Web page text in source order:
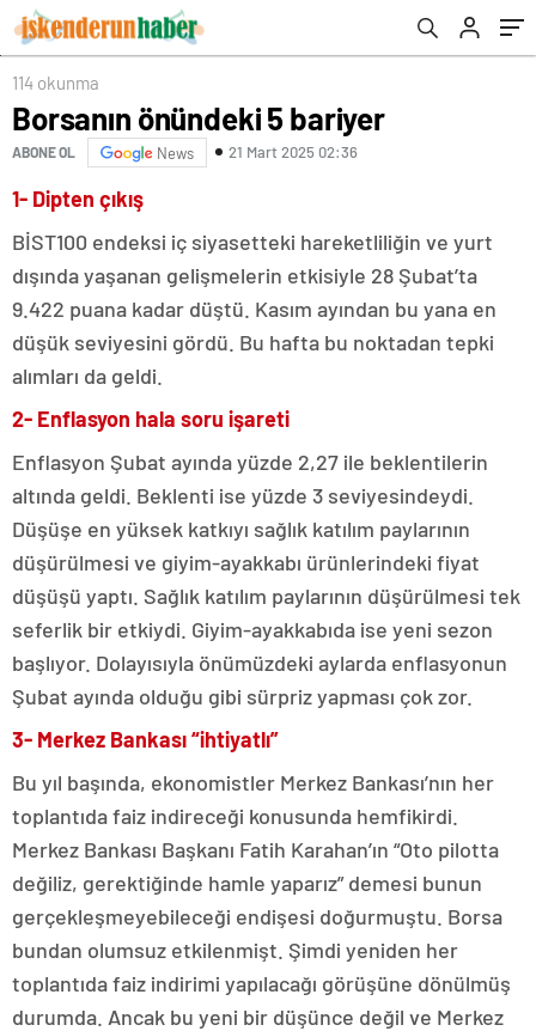
114 okunma
Borsanın önündeki 5 bariyer
ABONE OL News 21 Mart 2025 02:36
1- Dipten çıkış
BİST100 endeksi iç siyasetteki hareketliliğin ve yurt
dışında yaşanan gelişmelerin etkisiyle 28 Şubat’ta
9.422 puana kadar düştü. Kasım ayından bu yana en
düşük seviyesini gördü. Bu hafta bu noktadan tepki
alımları da geldi.
2- Enflasyon hala soru işareti
Enflasyon Şubat ayında yüzde 2,27 ile beklentilerin
altında geldi. Beklenti ise yüzde 3 seviyesindeydi.
Düşüşe en yüksek katkıyı sağlık katılım paylarının
düşürülmesi ve giyim-ayakkabı ürünlerindeki fiyat
düşüşü yaptı. Sağlık katılım paylarının düşürülmesi tek
seferlik bir etkiydi. Giyim-ayakkabıda ise yeni sezon
başlıyor. Dolayısıyla önümüzdeki aylarda enflasyonun
Şubat ayında olduğu gibi sürpriz yapması çok zor.
3- Merkez Bankası “ihtiyatlı”
Bu yıl başında, ekonomistler Merkez Bankası’nın her
toplantıda faiz indireceği konusunda hemfikirdi.
Merkez Bankası Başkanı Fatih Karahan’ın “Oto pilotta
değiliz, gerektiğinde hamle yaparız” demesi bunun
gerçekleşmeyebileceği endişesi doğurmuştu. Borsa
bundan olumsuz etkilenmişt. Şimdi yeniden her
toplantıda faiz indirimi yapılacağı görüşüne dönülmüş
durumda. Ancak bu yeni bir düşünce değil ve Merkez